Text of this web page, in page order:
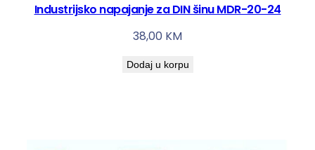
Industrijsko napajanje za DIN šinu MDR-20-24
38,00 KM
Dodaj u korpu